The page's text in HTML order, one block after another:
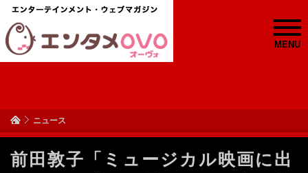
MENU
ニュース
前田敦子「ミュージカル映画に出